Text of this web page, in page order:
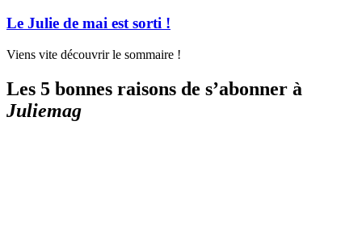
Le Julie de mai est sorti !
Viens vite découvrir le sommaire !
Les 5 bonnes raisons de s’abonner à
Juliemag